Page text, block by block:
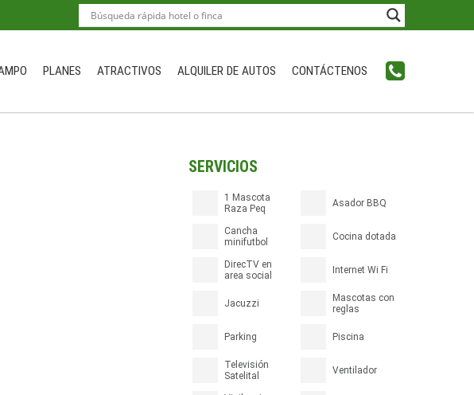
PLANES ATRACTIVOS ALQUILER DE AUTOS CONTÁCTENOS
SERVICIOS
1 Mascota
Raza Peq
Asador BBQ
Cancha
minifutbol
Cocina dotada
DirecTV en
area social
Internet Wi Fi
Jacuzzi
Mascotas con
reglas
Parking Piscina
Televisión
Satelital
Ventilador